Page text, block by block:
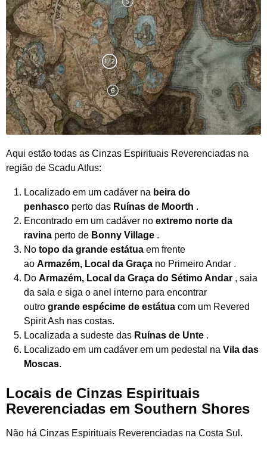
Aqui estão todas as Cinzas Espirituais Reverenciadas na
região de Scadu Atlus:
Localizado em um cadáver na beira do
penhasco perto das Ruínas de Moorth .
Encontrado em um cadáver no extremo norte da
ravina perto de Bonny Village .
No topo da grande estátua em frente
ao Armazém, Local da Graça no Primeiro Andar .
Do Armazém, Local da Graça do Sétimo Andar , saia
da sala e siga o anel interno para encontrar
outro grande espécime de estátua com um Revered
Spirit Ash nas costas.
Localizada a sudeste das Ruínas de Unte .
Localizado em um cadáver em um pedestal na Vila das
Moscas.
Locais de Cinzas Espirituais
Reverenciadas em Southern Shores
Não há Cinzas Espirituais Reverenciadas na Costa Sul.